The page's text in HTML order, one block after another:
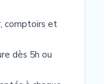
comptoirs et
dès 5h ou